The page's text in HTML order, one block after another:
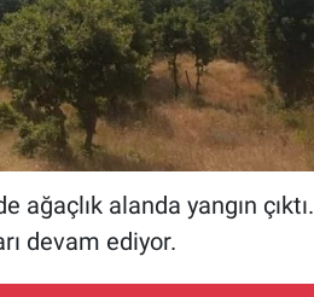
ağaçlık alanda yangın çıktı.
devam ediyor.